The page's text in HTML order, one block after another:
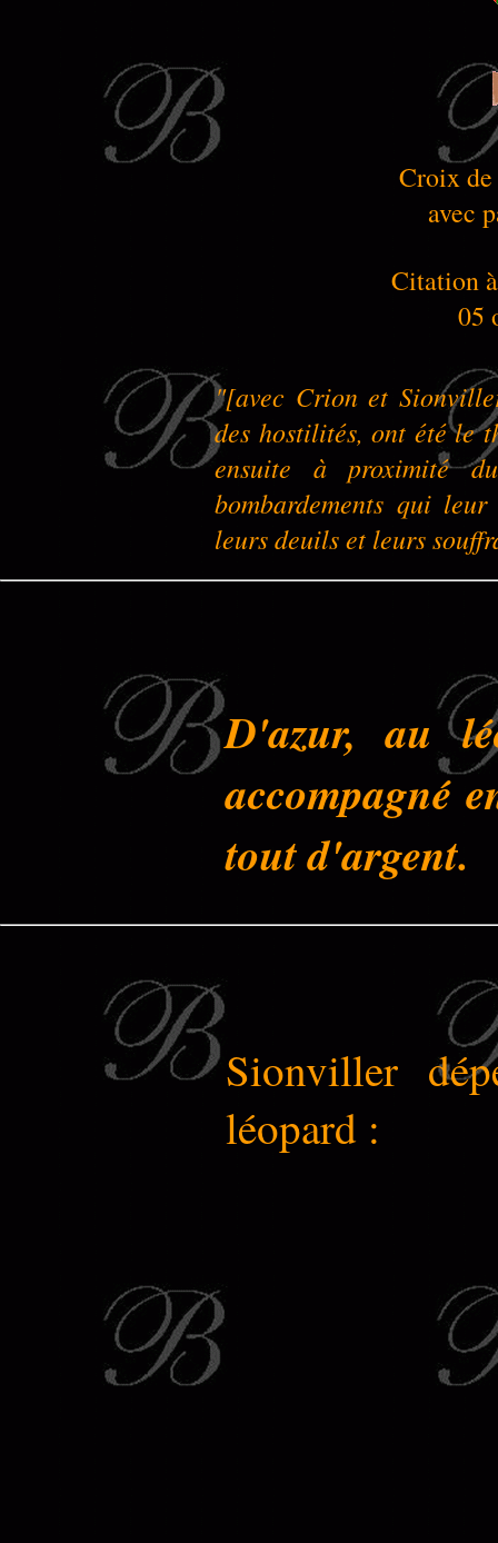
Croix
avec
Citation
05
"[avec Crion et
des hostilités, ont été le
ensuite à proximité
bombardements qui
leurs deuils et leurs
D'azur, au
accompagné
tout d'argent.
Sionviller
léopard :